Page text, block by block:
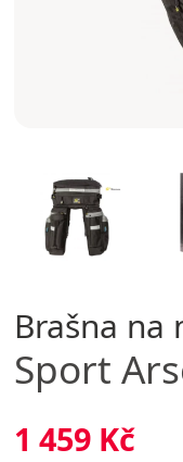
Brašna na
Sport
1 459 Kč